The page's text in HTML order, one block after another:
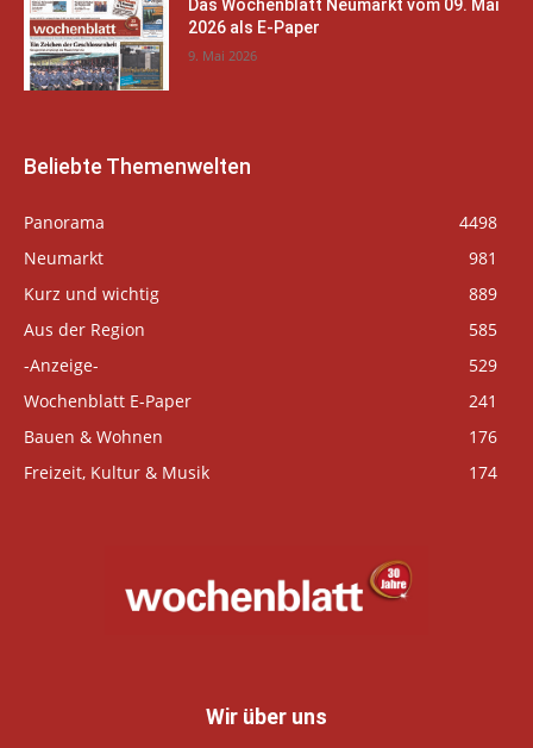
Das Wochenblatt Neumarkt vom 09. Mai
2026 als E-Paper
9. Mai 2026
Beliebte Themenwelten
Panorama
4498
Neumarkt
981
Kurz und wichtig
889
Aus der Region
585
-Anzeige-
529
Wochenblatt E-Paper
241
Bauen & Wohnen
176
Freizeit, Kultur & Musik
174
Wir über uns